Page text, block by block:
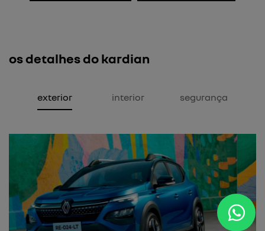
os detalhes do kardian
exterior interior segurança